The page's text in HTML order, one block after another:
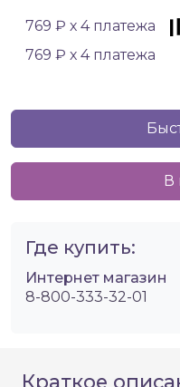
769 ₽ х 4 платежа
769 ₽ х 4 платежа
В
Где купить:
Интернет магазин
8-800-333-32-01
Краткое